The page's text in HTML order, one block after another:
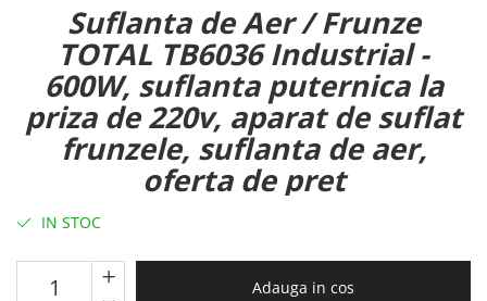
Suflanta de Aer / Frunze
TOTAL TB6036 Industrial -
600W, suflanta puternica la
priza de 220v, aparat de suflat
frunzele, suflanta de aer,
oferta de pret
IN STOC
Adauga in cos